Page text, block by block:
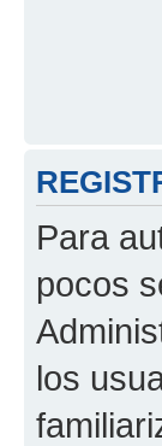
Para
pocos
los